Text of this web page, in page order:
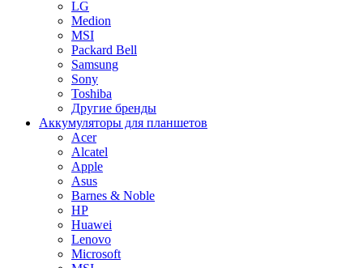
LG
Medion
MSI
Packard Bell
Samsung
Sony
Toshiba
Другие бренды
Аккумуляторы для планшетов
Acer
Alcatel
Apple
Asus
Barnes & Noble
HP
Huawei
Lenovo
Microsoft